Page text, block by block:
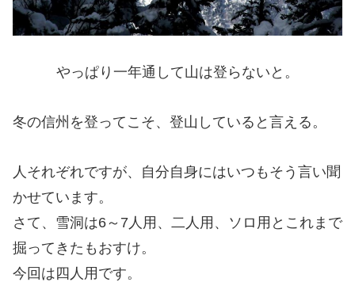
やっぱり一年通して山は登らないと。
冬の信州を登ってこそ、登山していると言える。
人それぞれですが、自分自身にはいつもそう言い聞
かせています。
さて、雪洞は6～7人用、二人用、ソロ用とこれまで
掘ってきたもおすけ。
今回は四人用です。